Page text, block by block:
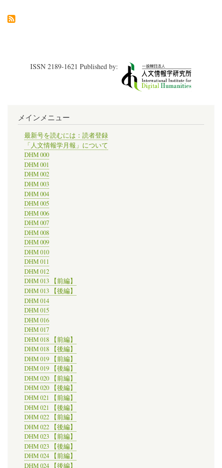
ン
月
(DHM42)
の
ISSN 2189-1621 Published by:
メインメニュー
最新号を読むには：読者登録
「人文情報学月報」について
DHM 000
DHM 001
DHM 002
DHM 003
DHM 004
DHM 005
DHM 006
DHM 007
DHM 008
DHM 009
DHM 010
DHM 011
DHM 012
DHM 013 【前編】
DHM 013 【後編】
DHM 014
DHM 015
DHM 016
DHM 017
DHM 018 【前編】
DHM 018 【後編】
DHM 019 【前編】
DHM 019 【後編】
DHM 020 【前編】
DHM 020 【後編】
DHM 021 【前編】
DHM 021 【後編】
DHM 022 【前編】
DHM 022 【後編】
DHM 023 【前編】
DHM 023 【後編】
DHM 024 【前編】
DHM 024 【後編】